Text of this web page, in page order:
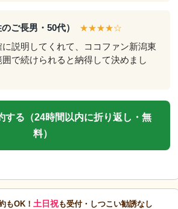
ご長男・50代） ★★★★☆
説明してくれて、ココファン新潟東
で続けられると納得して決めまし
する（24時間以内に折り返し・無
料）
もOK！ 土日祝も受付・しつこい勧誘なし